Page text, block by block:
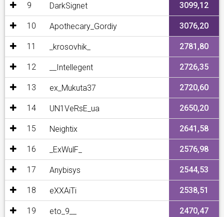
9 DarkSignet 3099,12
10 Apothecary_Gordiy 3076,20
11 _krosovhik_ 2781,80
12 __Intellegent 2726,35
13 ex_Mukuta37 2720,60
14 UN1VeRsE_ua 2650,20
15 Neightix 2641,58
16 _ExWulF_ 2576,98
17 Anybisys 2544,53
18 eXXAiTi 2538,51
19 eto_9__ 2470,47